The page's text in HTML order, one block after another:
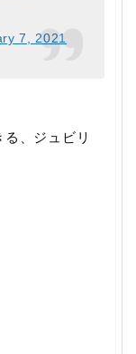
7, 2021
、ジュビリ